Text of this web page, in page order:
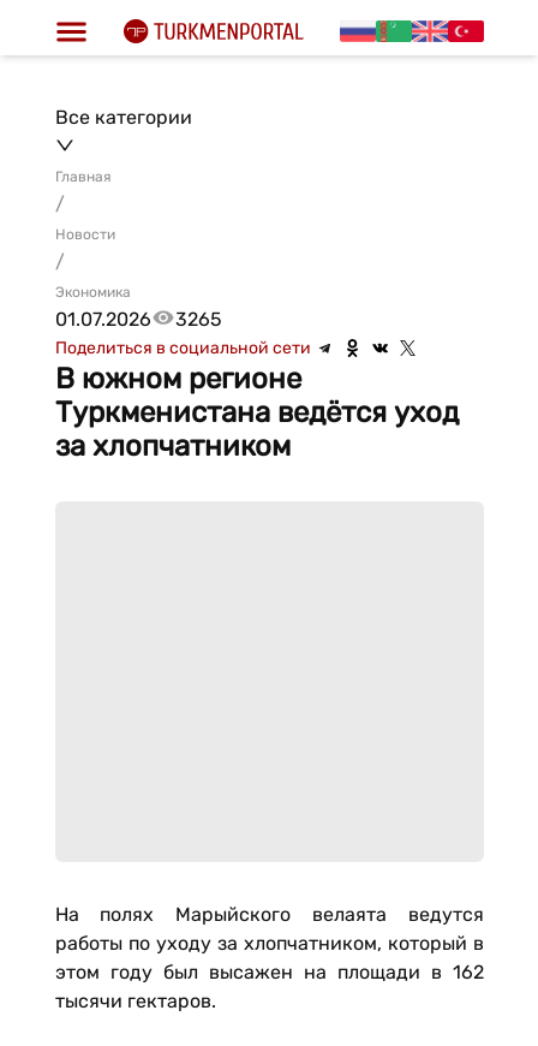
Все категории
Главная
/
Новости
/
Экономика
01.07.2026 3265
Поделиться в социальной сети
В южном регионе
Туркменистана ведётся уход
за хлопчатником
На полях Марыйского велаята ведутся
работы по уходу за хлопчатником, который в
этом году был высажен на площади в 162
тысячи гектаров.